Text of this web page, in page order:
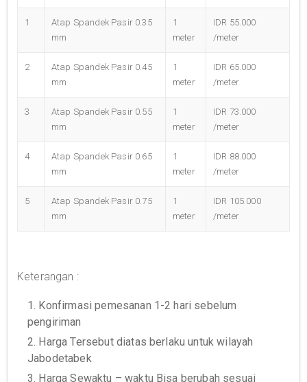
1
Atap Spandek Pasir 0.35
mm
1
meter
IDR 55.000
/meter
2
Atap Spandek Pasir 0.45
mm
1
meter
IDR 65.000
/meter
3
Atap Spandek Pasir 0.55
mm
1
meter
IDR 73.000
/meter
4
Atap Spandek Pasir 0.65
mm
1
meter
IDR 88.000
/meter
5
Atap Spandek Pasir 0.75
mm
1
meter
IDR 105.000
/meter
Keterangan :
1. Konfirmasi pemesanan 1-2 hari sebelum
pengiriman
2. Harga Tersebut diatas berlaku untuk wilayah
Jabodetabek
3. Harga Sewaktu – waktu Bisa berubah sesuai